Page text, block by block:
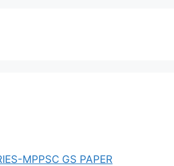
MPPSC GS PAPER